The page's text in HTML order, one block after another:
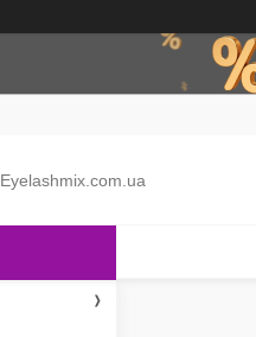
Eyelashmix.com.ua